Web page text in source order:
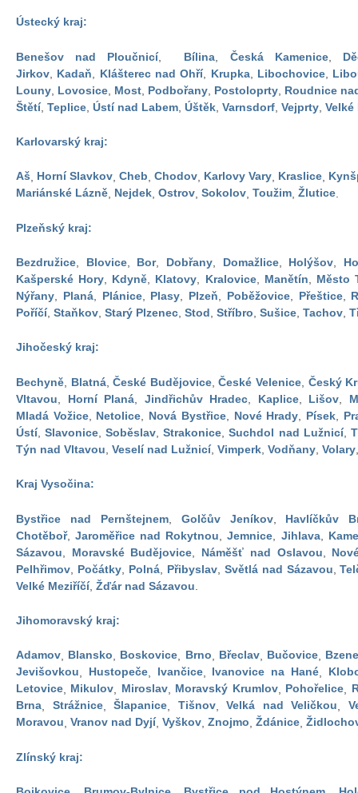
Ústecký kraj:
Benešov nad Ploučnicí, Bílina Česká Kamenice,
Jirkov
Kadaň Klášterec nad Ohří, Krupka, Libochovice
Louny Lovosice Most Podbořany Postoloprty Roudnice
Štětí, Teplice Ústí nad Labem Úštěk Varnsdorf Vejprty Velké
Karlovarský kraj:
Aš Horní Slavkov Cheb Chodov Karlovy Vary Kraslice
Mariánské Lázně Nejdek Ostrov Sokolov Toužim Žlutice
Plzeňský kraj:
Bezdružice, Blovice, Bor, Dobřany, Domažlice, Holýšov,
Kašperské Hory, Kdyně, Klatovy, Kralovice, Manětín, Město
Nýřany, Planá, Plánice, Plasy, Plzeň, Poběžovice, Přeštice,
Poříčí, Staňkov, Starý Plzenec, Stod, Stříbro, Sušice, Tachov,
Jihočeský kraj:
Bechyně Blatná,České Budějovice,České Velenice Český
Vltavou
Horní Planá Jindřichův Hradec Kaplice, Lišov
Mladá Vožice, Netolice Nová Bystřice, Nové Hrady Písek,
Ústí,Slavonice ,Soběslav ,Strakonice ,Suchdol nad Lužnicí,
Týn nad Vltavou Veselí nad Lužnicí, Vimperk Vodňany Volary
Kraj Vysočina:
Bystřice nad Pernštejnem, Golčův Jeníkov, Havlíčkův
Chotěboř,Jaroměřice nad Rokytnou ,Jemnice Jihlava,
Sázavou
Moravské Budějovice Náměšť nad Oslavou
Pelhřimov
Počátky, Polná, Přibyslav, Světlá nad Sázavou ,
Velké Meziříčí, Žďár nad Sázavou
Jihomoravský kraj:
Adamov Blansko Boskovice Brno Břeclav, Bučovice
Jevišovkou
Hustopeče, Ivančice, Ivanovice na Hané
Letovice
Mikulov Miroslav, Moravský Krumlov, Pohořelice
Brna
Strážnice, Šlapanice Tišnov, Velká nad Veličkou
Moravou Vranov nad Dyjí Vyškov Znojmo Ždánice
Zlínský kraj: